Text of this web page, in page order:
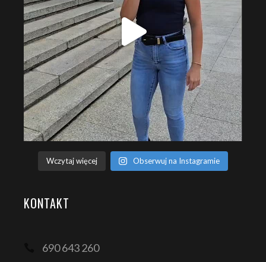
Wczytaj więcej Obserwuj na Instagramie
KONTAKT
690 643 260